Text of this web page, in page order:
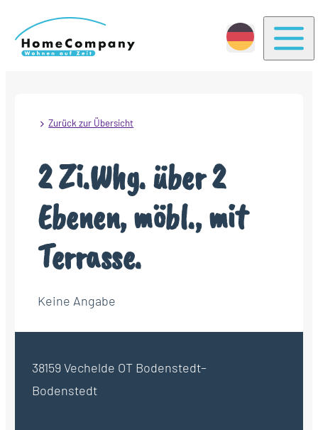
Zurück zur Übersicht
2 Zi.Whg. über 2
Ebenen, möbl., mit
Terrasse.
Keine Angabe
38159 Vechelde OT Bodenstedt–
Bodenstedt